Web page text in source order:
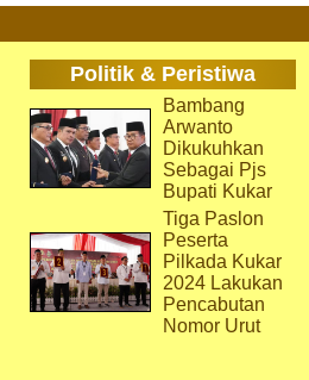
Politik & Peristiwa
Bambang
Arwanto
Dikukuhkan
Sebagai Pjs
Bupati Kukar
Tiga Paslon
Peserta
Pilkada Kukar
2024 Lakukan
Pencabutan
Nomor Urut